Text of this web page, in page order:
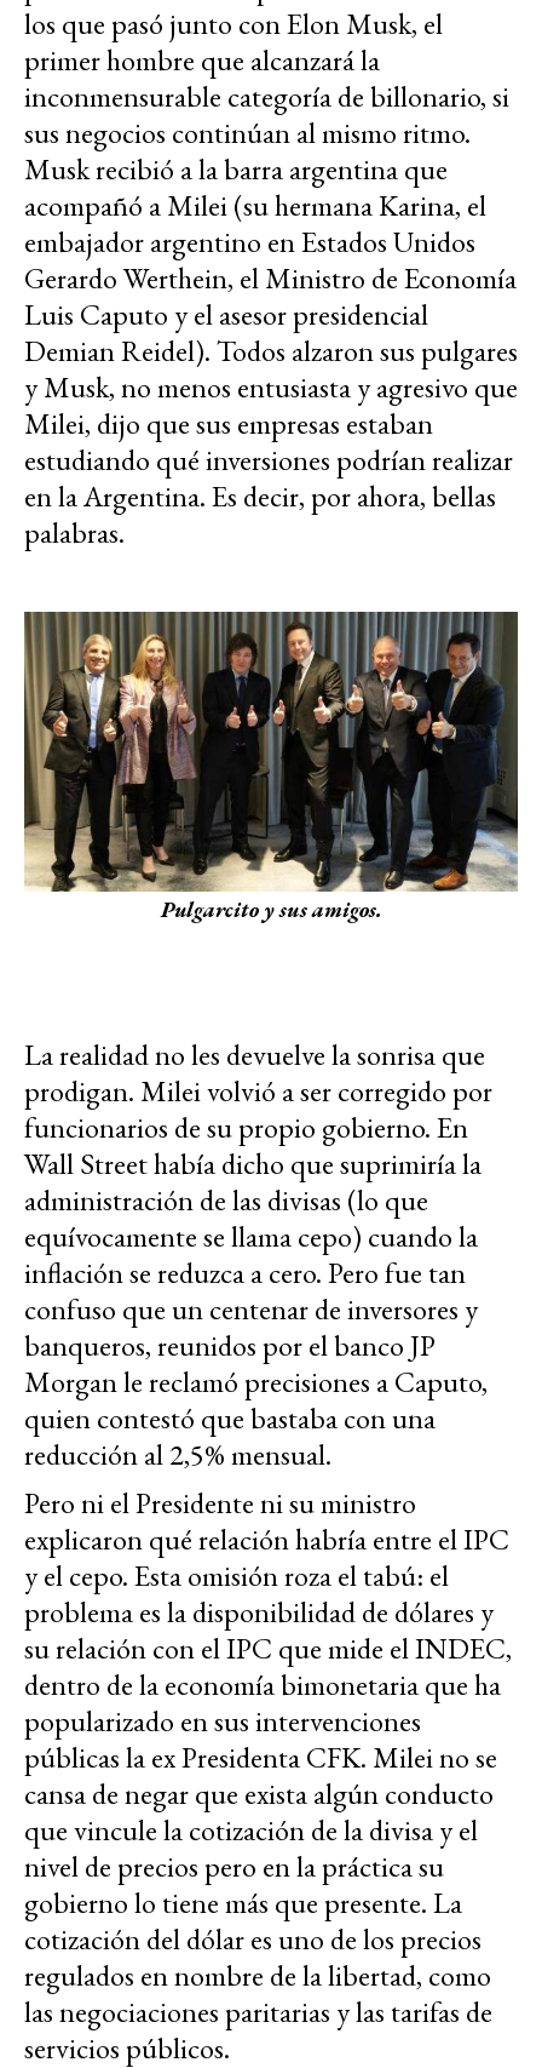
los que pasó junto con Elon Musk, el
primer hombre que alcanzará la
inconmensurable categoría de billonario, si
sus negocios continúan al mismo ritmo.
Musk recibió a la barra argentina que
acompañó a Milei (su hermana Karina, el
embajador argentino en Estados Unidos
Gerardo Werthein, el Ministro de Economía
Luis Caputo y el asesor presidencial
Demian Reidel). Todos alzaron sus pulgares
y Musk, no menos entusiasta y agresivo que
Milei, dijo que sus empresas estaban
estudiando qué inversiones podrían realizar
en la Argentina. Es decir, por ahora, bellas
palabras.
Pulgarcito y sus amigos.
La realidad no les devuelve la sonrisa que
prodigan. Milei volvió a ser corregido por
funcionarios de su propio gobierno. En
Wall Street había dicho que suprimiría la
administración de las divisas (lo que
equívocamente se llama cepo) cuando la
inflación se reduzca a cero. Pero fue tan
confuso que un centenar de inversores y
banqueros, reunidos por el banco JP
Morgan le reclamó precisiones a Caputo,
quien contestó que bastaba con una
reducción al 2,5% mensual.
Pero ni el Presidente ni su ministro
explicaron qué relación habría entre el IPC
y el cepo. Esta omisión roza el tabú: el
problema es la disponibilidad de dólares y
su relación con el IPC que mide el INDEC,
dentro de la economía bimonetaria que ha
popularizado en sus intervenciones
públicas la ex Presidenta CFK. Milei no se
cansa de negar que exista algún conducto
que vincule la cotización de la divisa y el
nivel de precios pero en la práctica su
gobierno lo tiene más que presente. La
cotización del dólar es uno de los precios
regulados en nombre de la libertad, como
las negociaciones paritarias y las tarifas de
servicios públicos.